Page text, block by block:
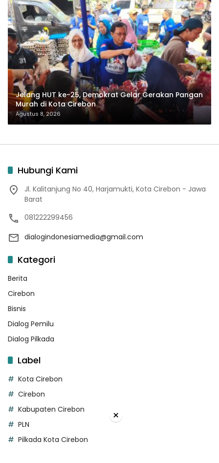
Jelang HUT ke-25, Demokrat Gelar Gerakan Pangan
Murah di Kota Cirebon
Agustus 8, 2026
Hubungi Kami
Jl. Kalitanjung No 40, Harjamukti, Kota Cirebon - Jawa
Barat
081222299456
dialogindonesiamedia@gmail.com
Kategori
Berita
Cirebon
Bisnis
Dialog Pemilu
Dialog Pilkada
Label
Kota Cirebon
Cirebon
Kabupaten Cirebon
PLN
Pilkada Kota Cirebon
×